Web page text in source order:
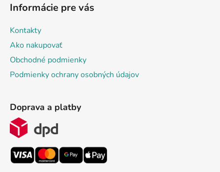
Informácie pre vás
Kontakty
Ako nakupovať
Obchodné podmienky
Podmienky ochrany osobných údajov
Doprava a platby